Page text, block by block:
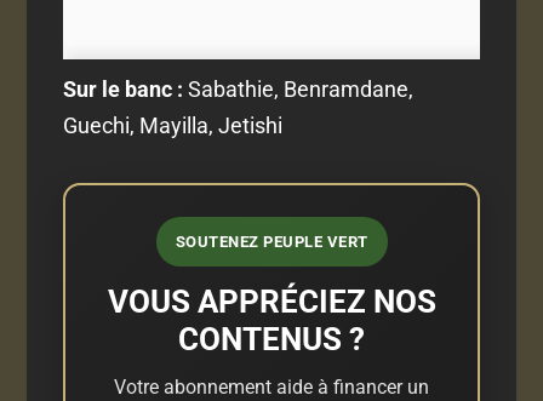
Sur le banc :Sabathie, Benramdane,
Guechi, Mayilla, Jetishi
SOUTENEZ PEUPLE VERT
VOUS APPRÉCIEZ NOS
CONTENUS ?
Votre abonnement aide à financer un